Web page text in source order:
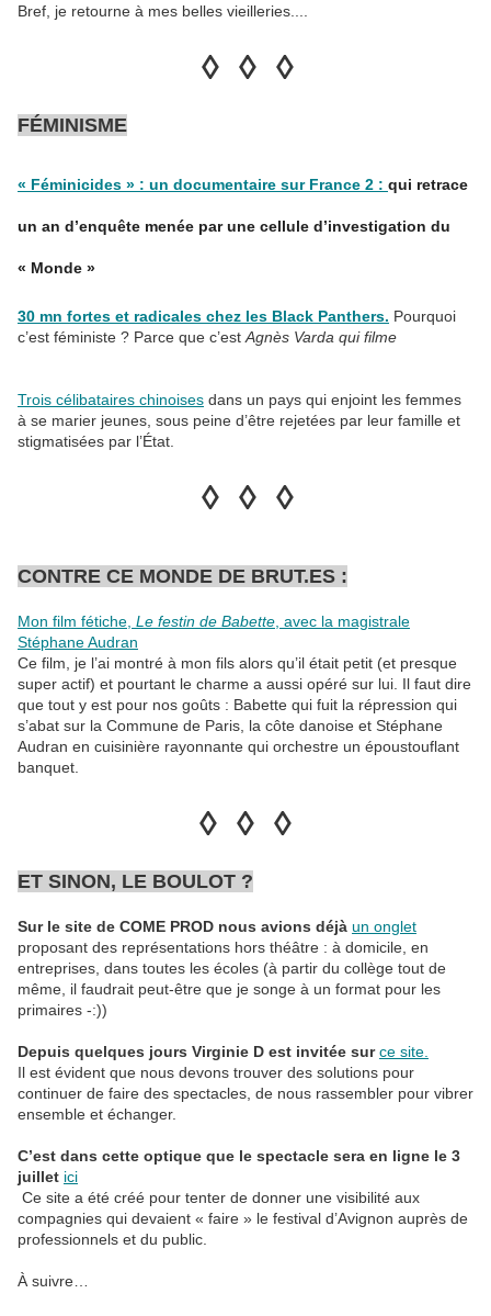
Bref, je retourne à mes belles vieilleries....
◊ ◊ ◊
FÉMINISME
« Féminicides » : un documentaire sur France 2 : qui retrace
un an d’enquête menée par une cellule d’investigation du
« Monde »
30 mn fortes et radicales chez les Black Panthers. Pourquoi
c’est féministe ? Parce que c’est Agnès Varda qui filme
Trois célibataires chinoises dans un pays qui enjoint les femmes
à se marier jeunes, sous peine d’être rejetées par leur famille et
stigmatisées par l’État.
◊ ◊ ◊
CONTRE CE MONDE DE BRUT.ES :
Mon film fétiche, Le festin de Babette , avec la magistrale
Stéphane Audran
Ce film, je l’ai montré à mon fils alors qu’il était petit (et presque
super actif) et pourtant le charme a aussi opéré sur lui. Il faut dire
que tout y est pour nos goûts : Babette qui fuit la répression qui
s’abat sur la Commune de Paris, la côte danoise et Stéphane
Audran en cuisinière rayonnante qui orchestre un époustouflant
banquet.
◊ ◊ ◊
ET SINON, LE BOULOT ?
Sur le site de COME PROD nous avions déjà un onglet
proposant des représentations hors théâtre : à domicile, en
entreprises, dans toutes les écoles (à partir du collège tout de
même, il faudrait peut-être que je songe à un format pour les
primaires -:))
Depuis quelques jours Virginie D est invitée surce site.
Il est évident que nous devons trouver des solutions pour
continuer de faire des spectacles, de nous rassembler pour vibrer
ensemble et échanger.
C’est dans cette optique que le spectacle sera en ligne le 3
juillet ici
Ce site a été créé pour tenter de donner une visibilité aux
compagnies qui devaient « faire » le festival d’Avignon auprès de
professionnels et du public.
À suivre…